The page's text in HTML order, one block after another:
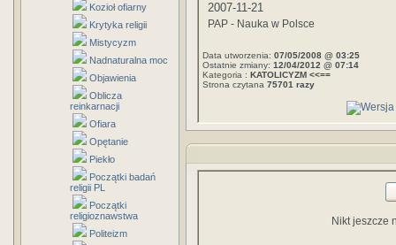
Kozioł ofiarny
Krytyka religii
Mistycyzm
Nadnaturalna moc
Objawienia
Oblicza
reinkarnacji
Ofiara
Opętanie
Piekło
Początki badań
religii PL
Początki
religioznawstwa
Politeizm
2007-11-21
PAP - Nauka w Polsce
Data utworzenia: 07/05/2008 @ 03:25
Ostatnie zmiany: 12/04/2012 @ 07:14
Kategoria : KATOLICYZM <<==
Strona czytana 75701 razy
Nikt jeszcze